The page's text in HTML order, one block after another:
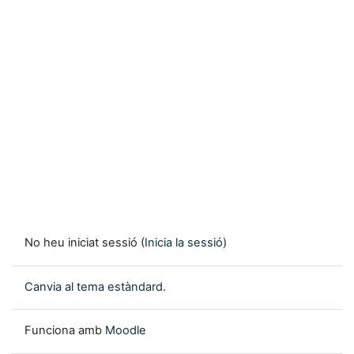
No heu iniciat sessió (Inicia la sessió)
Canvia al tema estàndard.
Funciona amb Moodle